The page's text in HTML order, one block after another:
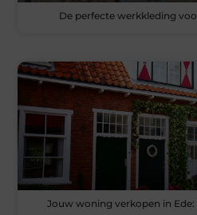
De perfecte werkkleding
Jouw woning verkopen in